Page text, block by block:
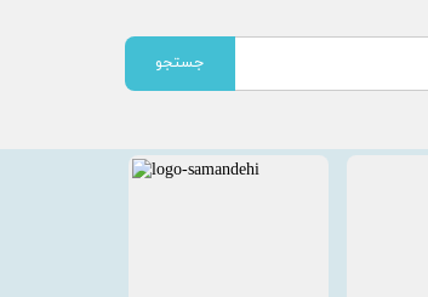
جستجو